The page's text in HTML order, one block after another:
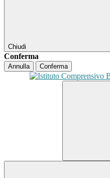
Chiudi
Conferma
Annulla Conferma